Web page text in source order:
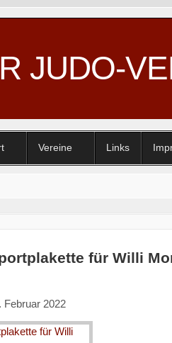
JUDO-
Vereine Links
für Willi
Februar 2022